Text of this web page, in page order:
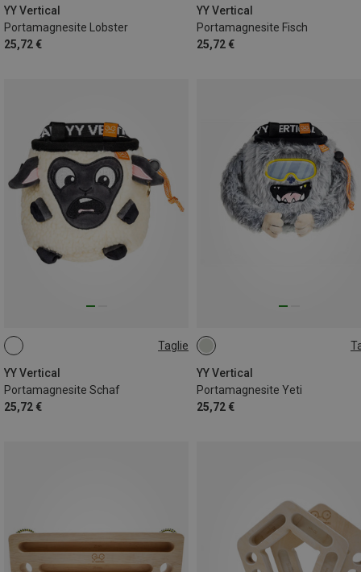
YY Vertical
Portamagnesite Lobster
25,72 €
YY Vertical
Portamagnesite Fisch
25,72 €
Taglie
YY Vertical
Portamagnesite Schaf
25,72 €
ONE SIZE
YY Vertical
Portamagnesite Yeti
25,72 €
ONE SIZE